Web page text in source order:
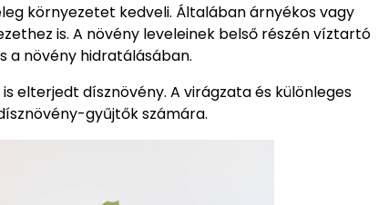
környezetet kedveli. Általában árnyékos vagy
is. A növény leveleinek belső részén víztartó
a növény hidratálásában.
elterjedt dísznövény. A virágzata és különleges
gyűjtők számára.